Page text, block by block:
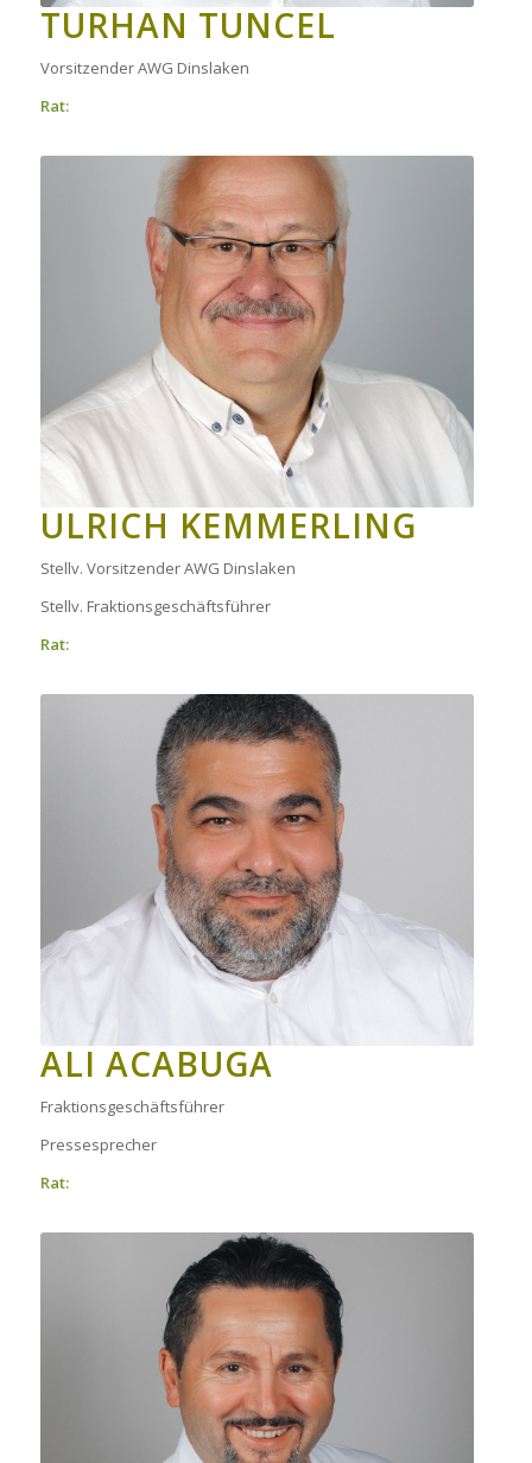
TURHAN TUNCEL
Vorsitzender AWG Dinslaken
Rat:
ULRICH KEMMERLING
Stellv. Vorsitzender AWG Dinslaken
Stellv. Fraktionsgeschäftsführer
Rat:
ALI ACABUGA
Fraktionsgeschäftsführer
Pressesprecher
Rat: